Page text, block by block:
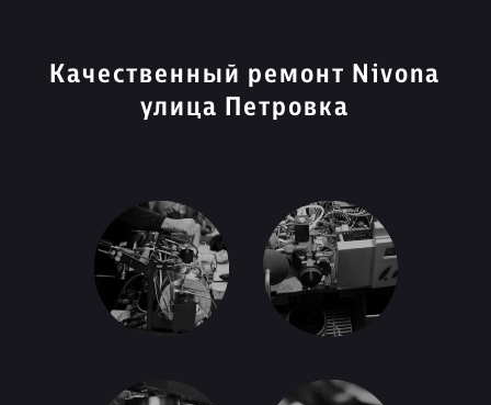
Качественный ремонт Nivona
улица Петровка